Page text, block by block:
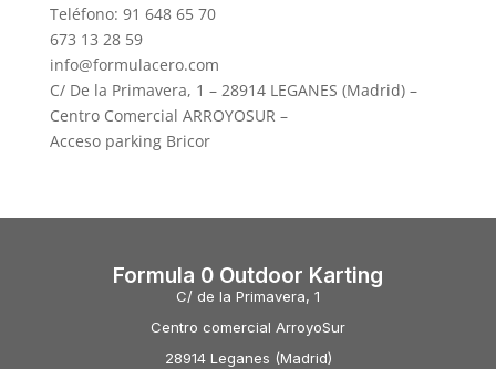
Teléfono: 91 648 65 70
673 13 28 59
info@formulacero.com
C/ De la Primavera, 1 – 28914 LEGANES (Madrid) –
Centro Comercial ARROYOSUR –
Acceso parking Bricor
Formula 0 Outdoor Karting
C/ de la Primavera, 1
Centro comercial ArroyoSur
28914 Leganes (Madrid)